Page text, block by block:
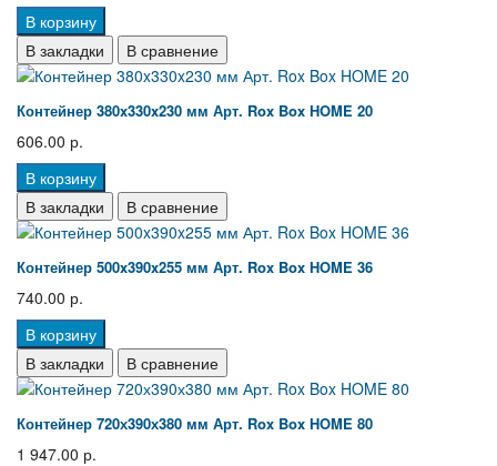
В корзину
В закладки
В сравнение
Контейнер 380x330x230 мм Арт. Rox Box HOME 20
606.00 р.
В корзину
В закладки
В сравнение
Контейнер 500x390x255 мм Арт. Rox Box HOME 36
740.00 р.
В корзину
В закладки
В сравнение
Контейнер 720х390х380 мм Арт. Rox Box HOME 80
1 947.00 р.